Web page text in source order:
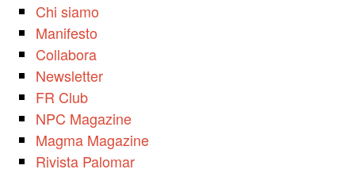
Chi siamo
Manifesto
Collabora
Newsletter
FR Club
NPC Magazine
Magma Magazine
Rivista Palomar